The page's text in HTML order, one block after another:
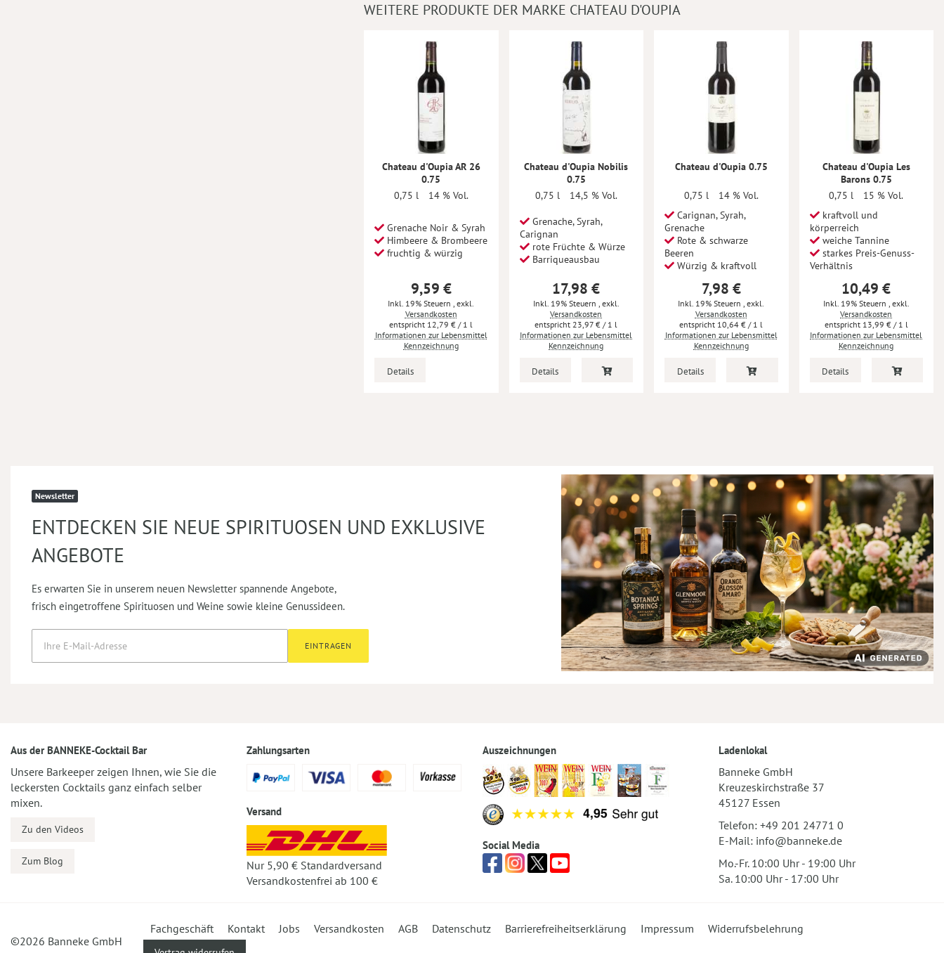
WEITERE PRODUKTE DER MARKE CHATEAU D'OUPIA
Chateau d'Oupia AR 26
0.75
0,75 l
14 % Vol.
Grenache Noir & Syrah
Himbeere & Brombeere
fruchtig & würzig
9,59 €
Inkl. 19% Steuern, exkl.
Versandkosten
12,79 € / 1 l
Informationen zur Lebensmittel
Kennzeichnung
Details
Chateau d'Oupia Nobilis
0.75
0,75 l
14,5 % Vol.
Grenache, Syrah,
Carignan
rote Früchte & Würze
Barriqueausbau
17,98 €
Inkl. 19% Steuern , exkl.
Versandkosten
23,97 € / 1 l
Informationen zur Lebensmittel
Kennzeichnung
Details
Chateau d'Oupia 0.75
0,75 l
14 % Vol.
Carignan, Syrah,
Grenache
Rote & schwarze
Beeren
Würzig & kraftvoll
7,98 €
Inkl. 19% Steuern, exkl.
Versandkosten
10,64 € / 1 l
Informationen zur Lebensmittel
Kennzeichnung
Details
Chateau d'Oupia Les
Barons 0.75
0,75 l
15 % Vol.
kraftvoll und
körperreich
weiche Tannine
starkes Preis-Genuss-
Verhältnis
10,49 €
Inkl. 19% Steuern , exkl.
Versandkosten
13,99 €/ 1 l
Informationen zur Lebensmittel
Kennzeichnung
Details
Newsletter
ENTDECKEN SIE NEUE SPIRITUOSEN UND EXKLUSIVE
ANGEBOTE
Es erwarten Sie in unserem neuen Newsletter spannende Angebote,
frisch eingetroffene Spirituosen und Weine sowie kleine Genussideen.
EINTRAGEN
Aus der BANNEKE-Cocktail Bar
Unsere Barkeeper zeigen Ihnen, wie Sie die
leckersten Cocktails ganz einfach selber
mixen.
Zu den Videos
Zum Blog
Zahlungsarten
Versand
Nur 5,90 € Standardversand
Versandkostenfrei ab 100 €
Auszeichnungen
Social Media
Ladenlokal
Banneke GmbH
Kreuzeskirchstraße 37
45127 Essen
Telefon: +49 201 24771 0
E-Mail: info@banneke.de
Mo.-Fr. 10:00 Uhr - 19:00 Uhr
Sa. 10:00 Uhr - 17:00 Uhr
©2026 Banneke GmbH
Fachgeschäft Kontakt Jobs Versandkosten AGB Datenschutz Barrierefreiheitserklärung Impressum Widerrufsbelehrung